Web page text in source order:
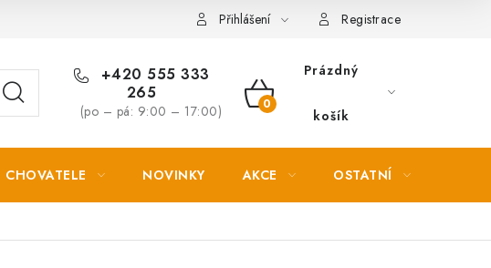
údajů Přihlášení Registrace
+420 555 333
265
(po – pá: 9:00 – 17:00)
NÁKUPNÍ
Prázdný
košík
CHOVATELE NOVINKY AKCE OSTATNÍ